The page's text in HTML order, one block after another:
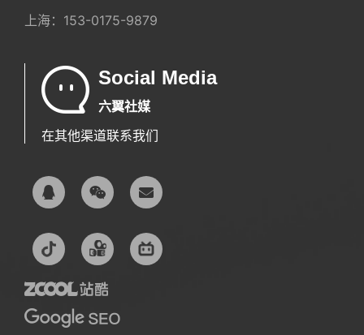
上海： 153-0175-9879
Social Media
六翼社媒
在其他渠道联系我们